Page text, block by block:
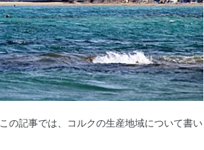
の記事では、コルクの生産地域について書い